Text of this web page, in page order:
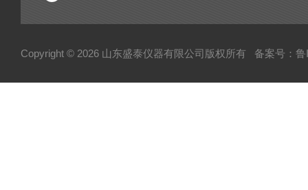
Copyright © 2026 山东盛泰仪器有限公司版权所有 备案号：